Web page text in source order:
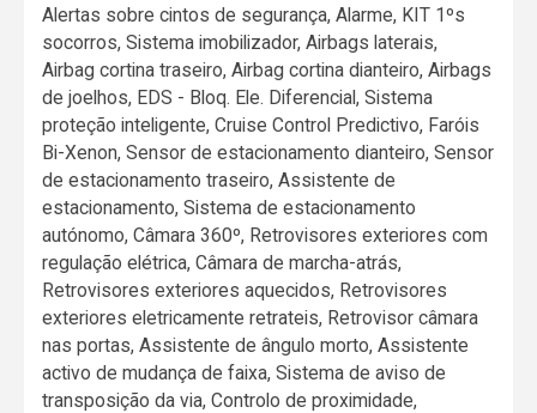
Alertas sobre cintos de segurança, Alarme, KIT 1ºs
socorros, Sistema imobilizador, Airbags laterais,
Airbag cortina traseiro, Airbag cortina dianteiro, Airbags
de joelhos, EDS - Bloq. Ele. Diferencial, Sistema
proteção inteligente, Cruise Control Predictivo, Faróis
Bi-Xenon, Sensor de estacionamento dianteiro, Sensor
de estacionamento traseiro, Assistente de
estacionamento, Sistema de estacionamento
autónomo, Câmara 360º, Retrovisores exteriores com
regulação elétrica, Câmara de marcha-atrás,
Retrovisores exteriores aquecidos, Retrovisores
exteriores eletricamente retrateis, Retrovisor câmara
nas portas, Assistente de ângulo morto, Assistente
activo de mudança de faixa, Sistema de aviso de
transposição da via, Controlo de proximidade,